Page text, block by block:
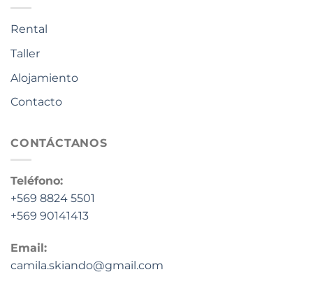
Rental
Taller
Alojamiento
Contacto
CONTÁCTANOS
Teléfono:
+569 8824 5501
+569 90141413
Email:
camila.skiando@gmail.com